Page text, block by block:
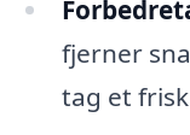
fjerner
tag et